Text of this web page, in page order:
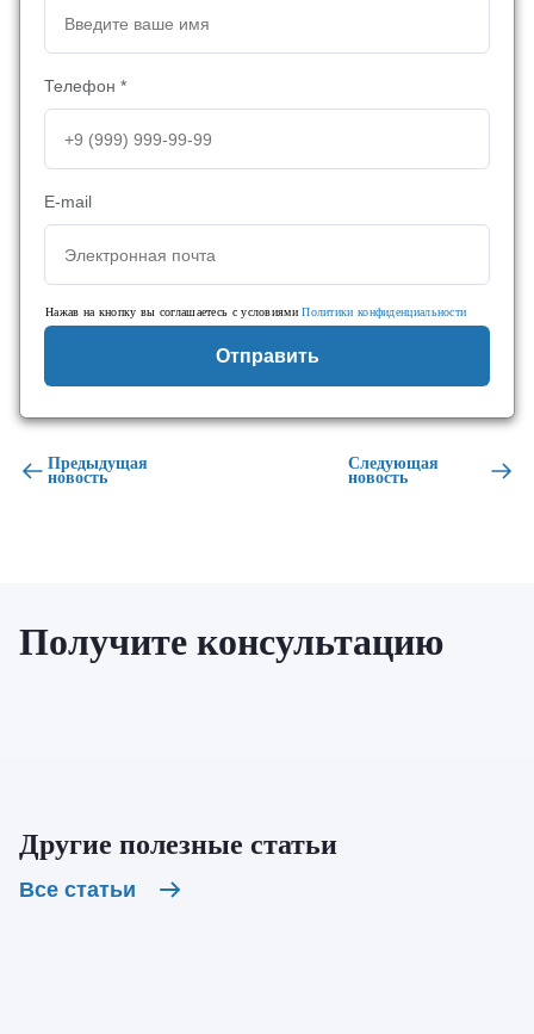
Телефон *
E-mail
Нажав на кнопку вы соглашаетесь с условиямиПолитики конфиденциальности
Отправить
Предыдущая
новость
Следующая
новость
Получите консультацию
Другие полезные статьи
Все статьи